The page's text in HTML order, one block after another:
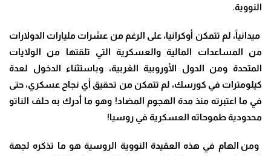
النووية.
ميدانياً، لم تتمكن أوكرانيا، على الرغم من عشرات مليارات الدولارات
من المساعدات المالية والعسكرية التي تلقتها من الولايات
المتحدة ومن الدول الأوروبية الغربية، وباستثناء الدخول لعدة
كيلومترات في كورسك، لم تتمكن من تحقيق أي نجاح عسكري، حتى
في ما اعتبرته منذ مدة الهجوم المضاد! وهو ما أدرك به حلف الناتو
محدودية طموحاته العسكرية في روسيا!
ومن الهام في هذه العقيدة النووية الروسية هو ما تذكره لجهة